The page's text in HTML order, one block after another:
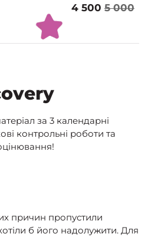
4 500 5 000
за 3 календарні
контрольні роботи та
причин пропустили
б його надолужити. Для